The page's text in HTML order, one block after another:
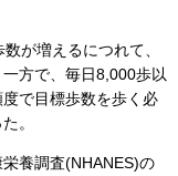
が増えるにつれて、
方で、毎日8,000歩以
で目標歩数を歩く必
。
養調査(NHANES)の